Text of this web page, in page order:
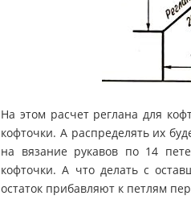
На этом расчет реглана для
кофточки. А распределять их
на вязание рукавов по 14
кофточки. А что делать с
остаток прибавляют к петлям